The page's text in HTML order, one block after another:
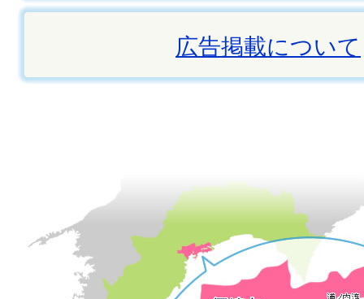
広告掲載について